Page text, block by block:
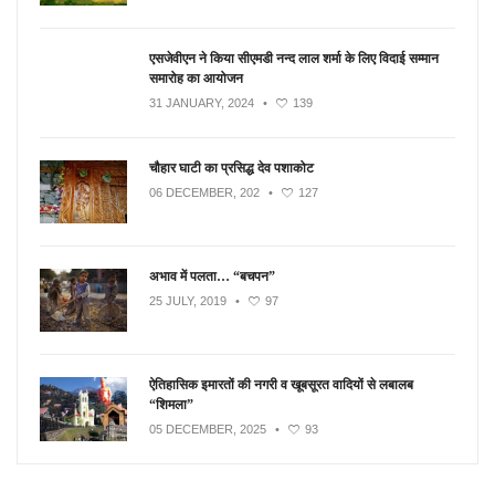
एसजेवीएन ने किया सीएमडी नन्‍द लाल शर्मा के लिए विदाई सम्मान
समारोह का आयोजन
31 JANUARY, 2024 • 139
चौहार घाटी का प्रसिद्ध देव पशाकोट
06 DECEMBER, 202 • 127
अभाव में पलता… “बचपन”
25 JULY, 2019 • 97
ऐतिहासिक इमारतों की नगरी व खूबसूरत वादियों से लबालब
“शिमला”
05 DECEMBER, 2025 • 93